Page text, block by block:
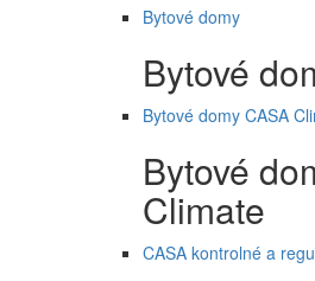
Bytové domy
Bytové
Bytové domy CASA
Bytové
Climate
CASA kontrolné a